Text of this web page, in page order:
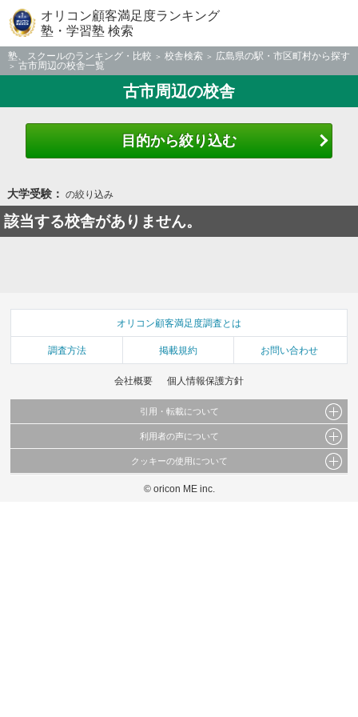
オリコン顧客満足度ランキング
塾・学習塾 検索
塾、スクールのランキング・比較 校舎検索
広島県の駅・市区町村から探す
古市周辺の校舎一覧
古市周辺の校舎
目的から絞り込む
大学受験： の絞り込み
該当する校舎がありません。
オリコン顧客満足度調査とは
調査方法 掲載規約 お問い合わせ
会社概要 個人情報保護方針
引用・転載について
当サイトで公開されている情報（文字、写真、イラスト、画像データ等）及びこれらの配
これらの情報を権利者の許可なく無断転載・複製などの二次利用を行うことは固く禁じて
利用者の声について
当サイトに掲載している内容はすべてサービスの利用者が提出された見解・感想です。
弊社の見解・ 意見ではないことをご理解いただいた上でご覧ください。
クッキーの使用について
このサイトでは Cookie を使用して、ユーザーに合わせたコンテンツや広告の表示、ソー
© oricon ME inc.